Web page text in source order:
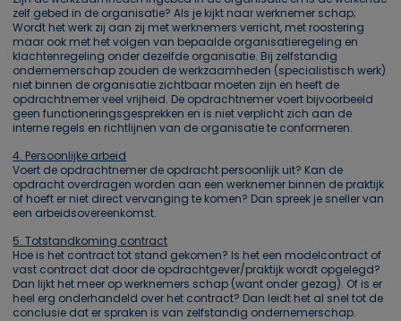
zelf gebed in de organisatie? Als je kijkt naar werknemer schap;
Wordt het werk zij aan zij met werknemers verricht, met roostering
maar ook met het volgen van bepaalde organisatieregeling en
klachtenregeling onder dezelfde organisatie. Bij zelfstandig
ondernemerschap zouden de werkzaamheden (specialistisch werk)
niet binnen de organisatie zichtbaar moeten zijn en heeft de
opdrachtnemer veel vrijheid. De opdrachtnemer voert bijvoorbeeld
geen functioneringsgesprekken en is niet verplicht zich aan de
interne regels en richtlijnen van de organisatie te conformeren.
4. Persoonlijke arbeid
Voert de opdrachtnemer de opdracht persoonlijk uit? Kan de
opdracht overdragen worden aan een werknemer binnen de praktijk
of hoeft er niet direct vervanging te komen? Dan spreek je sneller van
een arbeidsovereenkomst.
5. Totstandkoming contract
Hoe is het contract tot stand gekomen? Is het een modelcontract of
vast contract dat door de opdrachtgever/praktijk wordt opgelegd?
Dan lijkt het meer op werknemers schap (want onder gezag). Of is er
heel erg onderhandeld over het contract? Dan leidt het al snel tot de
conclusie dat er spraken is van zelfstandig ondernemerschap.